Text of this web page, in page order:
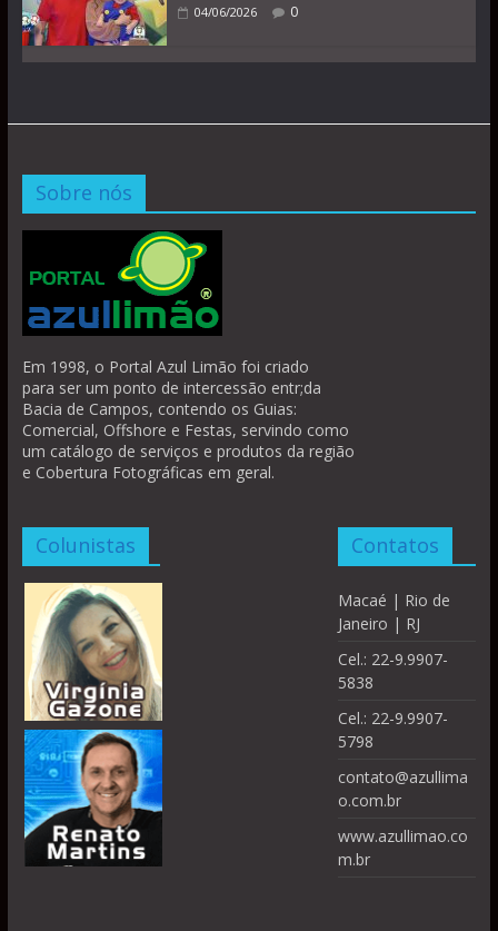
04/06/2026 0
Sobre nós
Em 1998, o Portal Azul Limão foi criado
para ser um ponto de intercessão entr;da
Bacia de Campos, contendo os Guias:
Comercial, Offshore e Festas, servindo como
um catálogo de serviços e produtos da região
e Cobertura Fotográficas em geral.
Colunistas Contatos
Macaé | Rio de
Janeiro | RJ
Cel.: 22-9.9907-
5838
Cel.: 22-9.9907-
5798
contato@azullima
o.com.br
www.azullimao.co
m.br